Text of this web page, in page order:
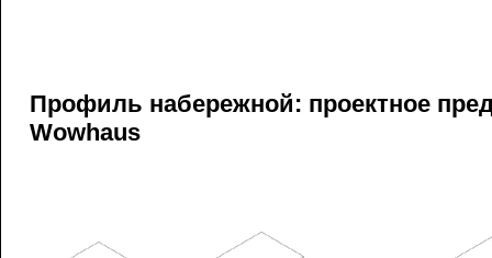
Профиль набережной: проектное
Wowhaus